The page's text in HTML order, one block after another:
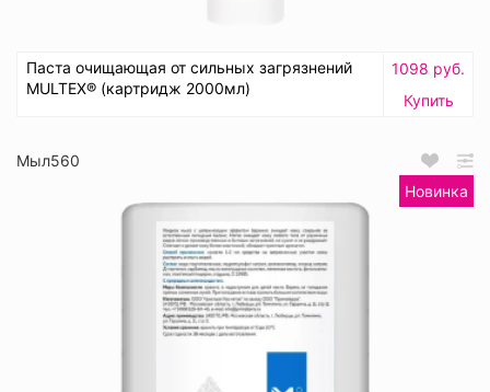
Паста очищающая от сильных загрязнений
MULTEX® (картридж 2000мл)
1098 руб.
Купить
Мыл560
Новинка